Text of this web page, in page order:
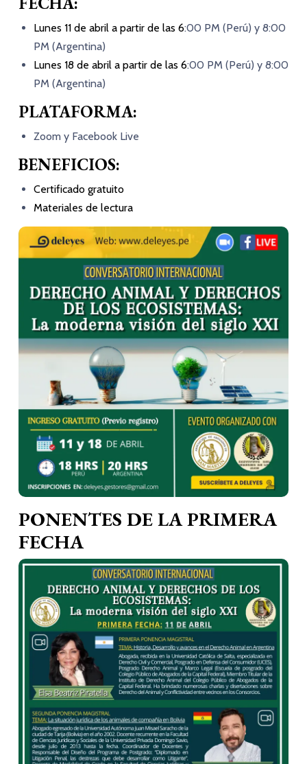
Lunes 11 de abril a partir de las 6:00 PM (Perú) y 8:00
PM (Argentina)
Lunes 18 de abril a partir de las 6:00 PM (Perú) y 8:00
PM (Argentina)
PLATAFORMA:
Zoom y Facebook Live
BENEFICIOS:
Certificado gratuito
Materiales de lectura
PONENTES DE LA PRIMERA
FECHA